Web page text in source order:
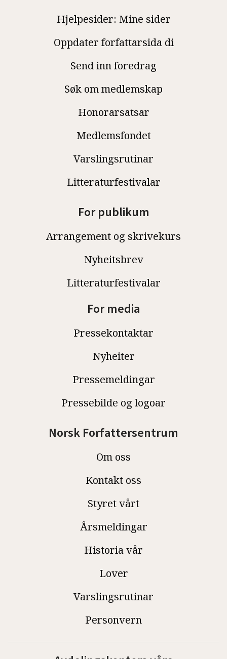
Hjelpesider: Mine sider
Oppdater forfattarsida di
Send inn foredrag
Søk om medlemskap
Honorarsatsar
Medlemsfondet
Varslingsrutinar
Litteraturfestivalar
For publikum
Arrangement og skrivekurs
Nyheitsbrev
Litteraturfestivalar
For media
Pressekontaktar
Nyheiter
Pressemeldingar
Pressebilde og logoar
Norsk Forfattersentrum
Om oss
Kontakt oss
Styret vårt
Årsmeldingar
Historia vår
Lover
Varslingsrutinar
Personvern